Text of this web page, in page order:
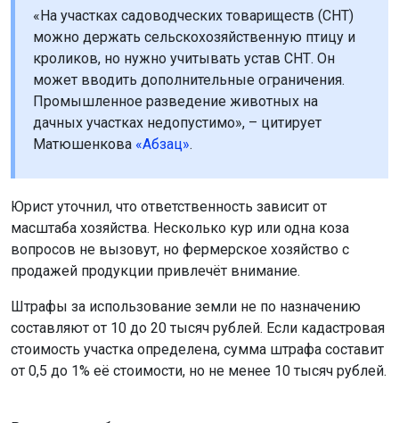
«На участках садоводческих товариществ (СНТ)
можно держать сельскохозяйственную птицу и
кроликов, но нужно учитывать устав СНТ. Он
может вводить дополнительные ограничения.
Промышленное разведение животных на
дачных участках недопустимо», – цитирует
Матюшенкова «Абзац».
Юрист уточнил, что ответственность зависит от
масштаба хозяйства. Несколько кур или одна коза
вопросов не вызовут, но фермерское хозяйство с
продажей продукции привлечёт внимание.
Штрафы за использование земли не по назначению
составляют от 10 до 20 тысяч рублей. Если кадастровая
стоимость участка определена, сумма штрафа составит
от 0,5 до 1% её стоимости, но не менее 10 тысяч рублей.